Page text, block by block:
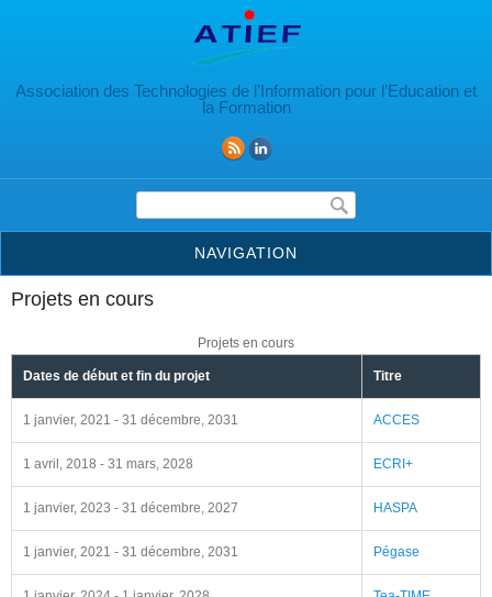
Association des Technologies de l’Information pour l’Education et
la Formation
Formulaire de recherche
NAVIGATION
Projets en cours
Projets en cours
Dates de début et fin du projet Titre
1 janvier, 2021 - 31 décembre, 2031 ACCES
1 avril, 2018 - 31 mars, 2028 ECRI+
1 janvier, 2023 - 31 décembre, 2027 HASPA
1 janvier, 2021 - 31 décembre, 2031 Pégase